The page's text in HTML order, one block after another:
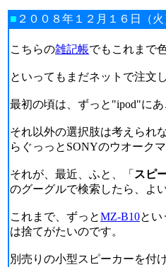
■ ２００８年１２月１６日
こちらの雑記帳でもこれまで
といってもまだネットで注文
最初の頃は、ずっと"ipod"に
それ以外の選択肢は考えられ
らぐっっとSONYのウオーク
それが、最近、ふと、「 スピ
のグーグルで検索したら、よ
これまで、ずっとMZ-B10と
は捨てがたいのです。
別売りの小型スピーカーを付